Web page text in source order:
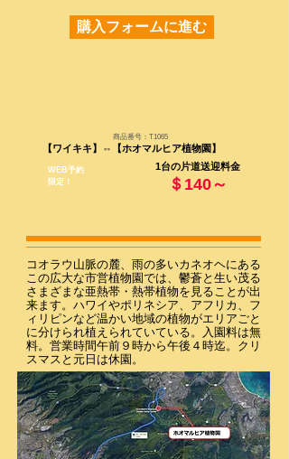
購入フォームに進む
商品番号：T1065
WEB予約
限定！
1台の片道送迎料金
＄140～
​【ワイキキ】⇔ 【ホオマルヒア植物園】
コオラウ山脈の麓、雨の多いカネオヘにある
この広大な市営植物園では、鬱蒼と生い茂る
さまざまな亜熱帯・熱帯植物を見ることが出
来ます。ハワイやポリネシア、アフリカ、フ
ィリピンなど温かい地域の植物がエリアごと
に分けられ植えられていている。入園料は無
料。営業時間午前９時から午後４時迄。クリ
スマスと元日は休園。